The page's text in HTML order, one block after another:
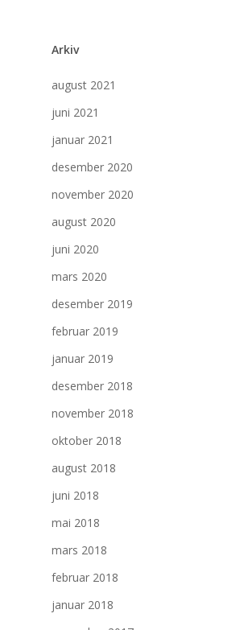
Arkiv
august 2021
juni 2021
januar 2021
desember 2020
november 2020
august 2020
juni 2020
mars 2020
desember 2019
februar 2019
januar 2019
desember 2018
november 2018
oktober 2018
august 2018
juni 2018
mai 2018
mars 2018
februar 2018
januar 2018